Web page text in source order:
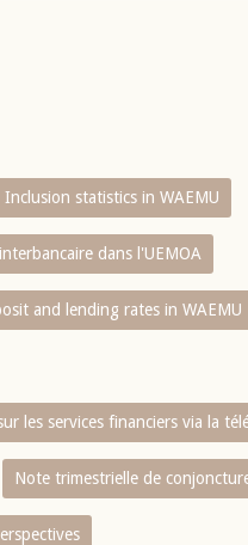
Inclusion statistics in WAEMU
dans l'UEMOA
and lending rates in WAEMU
les services financiers via la
Note trimestrielle de